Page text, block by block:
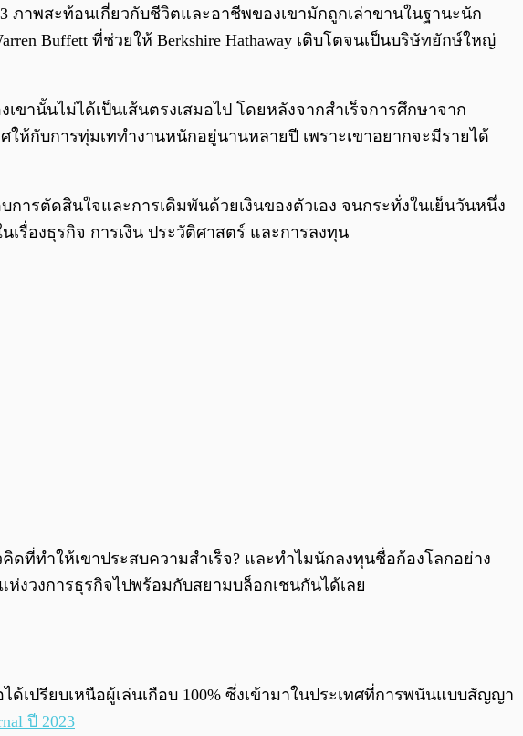
0:00
ภาพสะท้อนเกี่ยวกับชีวิตและอาชีพของเขามักถูกเล่าขานในฐานะนัก
Buffett ที่ช่วยให้ Berkshire Hathaway เติบโตจนเป็นบริษัทยักษ์ใหญ่
านั้นไม่ได้เป็นเส้นตรงเสมอไป โดยหลังจากสำเร็จการศึกษาจาก
ห้กับการทุ่มเททำงานหนักอยู่นานหลายปี เพราะเขาอยากจะมีรายได้
ารตัดสินใจและการเดิมพันด้วยเงินของตัวเอง จนกระทั่งในเย็นวันหนึ่ง
รื่องธุรกิจ การเงิน ประวัติศาสตร์ และการลงทุน
ดที่ทำให้เขาประสบความสำเร็จ? และทำไมนักลงทุนชื่อก้องโลกอย่าง
งวงการธุรกิจไปพร้อมกับสยามบล็อกเชนกันได้เลย
ปรียบเหนือผู้เล่นเกือบ 100% ซึ่งเข้ามาในประเทศที่การพนันแบบสัญญา
ปี 2023